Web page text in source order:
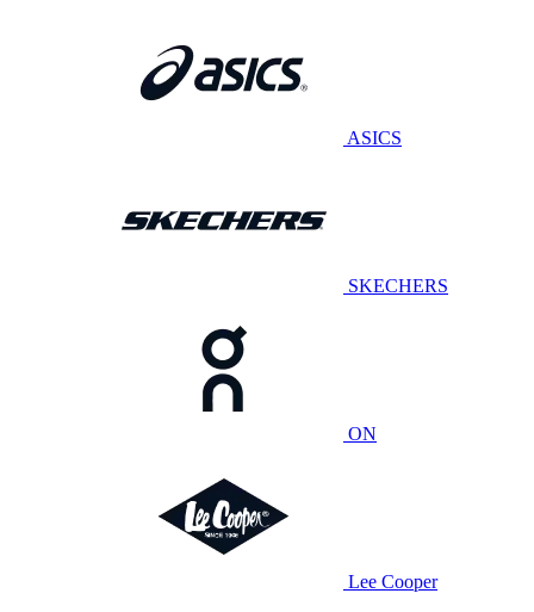
ASICS
SKECHERS
ON
Lee Cooper